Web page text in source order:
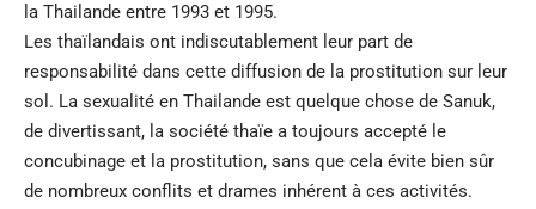
la Thailande entre 1993 et 1995.
Les thaïlandais ont indiscutablement leur part de
responsabilité dans cette diffusion de la prostitution sur leur
sol. La sexualité en Thailande est quelque chose de Sanuk,
de divertissant, la société thaïe a toujours accepté le
concubinage et la prostitution, sans que cela évite bien sûr
de nombreux conflits et drames inhérent à ces activités.